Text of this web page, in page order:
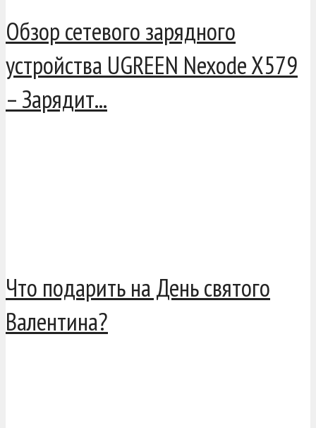
Обзор сетевого зарядного
устройства UGREEN Nexode X579
– Зарядит...
Что подарить на День святого
Валентина?